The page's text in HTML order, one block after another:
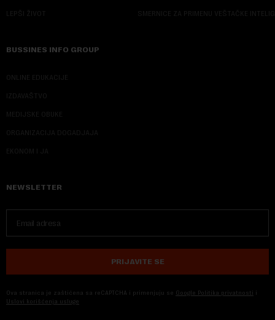
LEPŠI ŽIVOT SMERNICE ZA PRIMENU VEŠTAČKE
BUSSINES INFO GROUP
ONLINE EDUKACIJE
IZDAVAŠTVO
MEDIJSKE OBUKE
ORGANIZACIJA DOGADJAJA
EKONOM I JA
NEWSLETTER
PRIJAVITE SE
Ova stranica je zaštićena sa reCAPTCHA i primenjuju se Google Politika privatnosti i
Uslovi korišćenja usluge